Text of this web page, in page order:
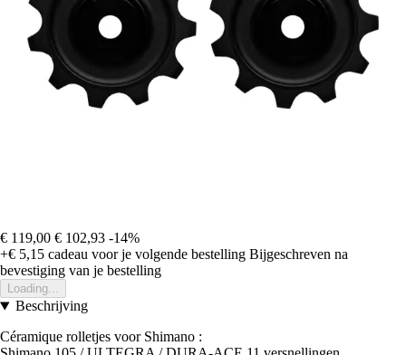
€ 119,00 € 102,93 -14%
+€ 5,15 cadeau voor je volgende bestelling Bijgeschreven na
bevestiging van je bestelling
Loading...
Beschrijving
Céramique rolletjes voor Shimano :